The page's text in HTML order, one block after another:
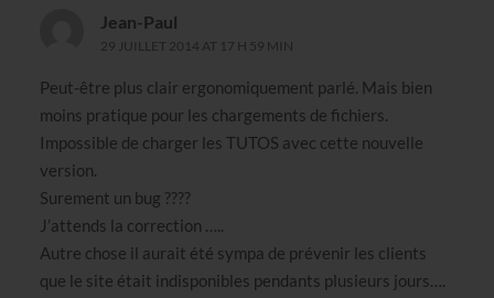
Jean-Paul
29 JUILLET 2014 AT 17 H 59 MIN
Peut-être plus clair ergonomiquement parlé. Mais bien
moins pratique pour les chargements de fichiers.
Impossible de charger les TUTOS avec cette nouvelle
version.
Surement un bug ????
J’attends la correction …..
Autre chose il aurait été sympa de prévenir les clients
que le site était indisponibles pendants plusieurs jours….